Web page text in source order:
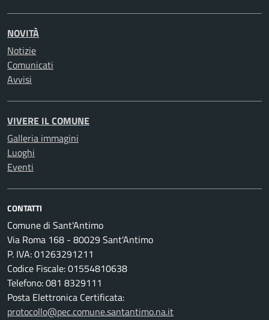
NOVITÀ
Notizie
Comunicati
Avvisi
VIVERE IL COMUNE
Galleria immagini
Luoghi
Eventi
CONTATTI
Comune di Sant'Antimo
Via Roma 168 - 80029 Sant'Antimo
P. IVA: 01263291211
Codice Fiscale: 01554810638
Telefono: 081 8329111
Posta Elettronica Certificata:
protocollo@pec.comune.santantimo.na.it